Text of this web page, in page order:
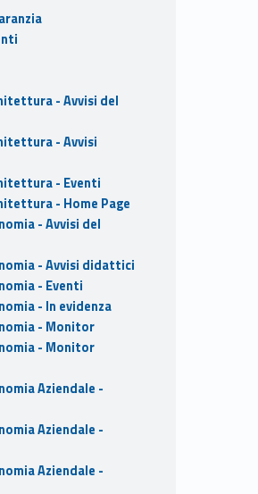
- Avvisi del
- Avvisi
- Eventi
- Home Page
- Avvisi del
- Avvisi didattici
- Eventi
- In evidenza
- Monitor
- Monitor
Aziendale -
Aziendale -
Aziendale -